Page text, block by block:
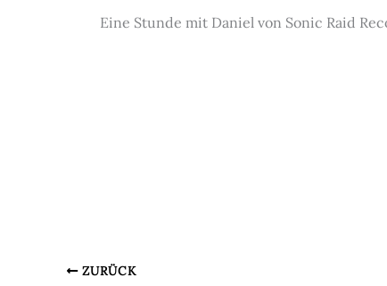
Eine Stunde mit Daniel von Sonic Raid
ZURÜCK